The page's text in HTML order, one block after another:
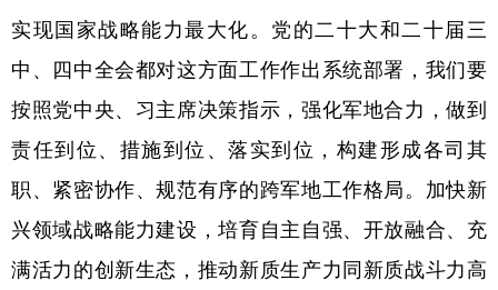
实现国家战略能力最大化。党的二十大和二十届三
中、四中全会都对这方面工作作出系统部署，我们要
按照党中央、习主席决策指示，强化军地合力，做到
责任到位、措施到位、落实到位，构建形成各司其
职、紧密协作、规范有序的跨军地工作格局。加快新
兴领域战略能力建设，培育自主自强、开放融合、充
满活力的创新生态，推动新质生产力同新质战斗力高